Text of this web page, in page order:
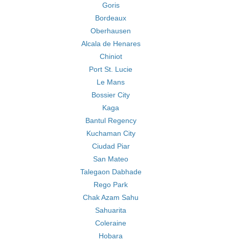
Goris
Bordeaux
Oberhausen
Alcala de Henares
Chiniot
Port St. Lucie
Le Mans
Bossier City
Kaga
Bantul Regency
Kuchaman City
Ciudad Piar
San Mateo
Talegaon Dabhade
Rego Park
Chak Azam Sahu
Sahuarita
Coleraine
Hobara